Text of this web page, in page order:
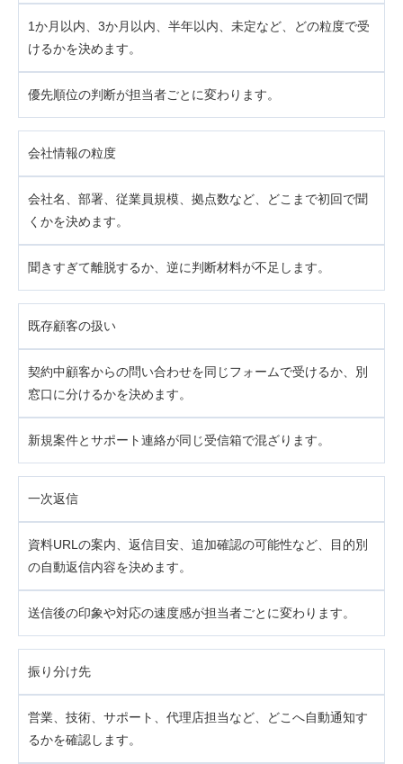
1か月以内、3か月以内、半年以内、未定など、どの粒度で受
けるかを決めます。
優先順位の判断が担当者ごとに変わります。
会社情報の粒度
会社名、部署、従業員規模、拠点数など、どこまで初回で聞
くかを決めます。
聞きすぎて離脱するか、逆に判断材料が不足します。
既存顧客の扱い
契約中顧客からの問い合わせを同じフォームで受けるか、別
窓口に分けるかを決めます。
新規案件とサポート連絡が同じ受信箱で混ざります。
一次返信
資料URLの案内、返信目安、追加確認の可能性など、目的別
の自動返信内容を決めます。
送信後の印象や対応の速度感が担当者ごとに変わります。
振り分け先
営業、技術、サポート、代理店担当など、どこへ自動通知す
るかを確認します。